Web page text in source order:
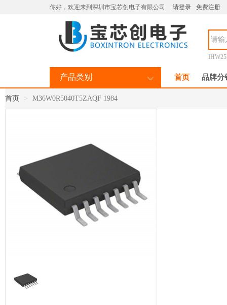
你好，欢迎来到深圳市宝芯创电子有限公司 请登录 免费注册
产品类别 首页 品牌分
首页 M36W0R5040T5ZAQF 1984